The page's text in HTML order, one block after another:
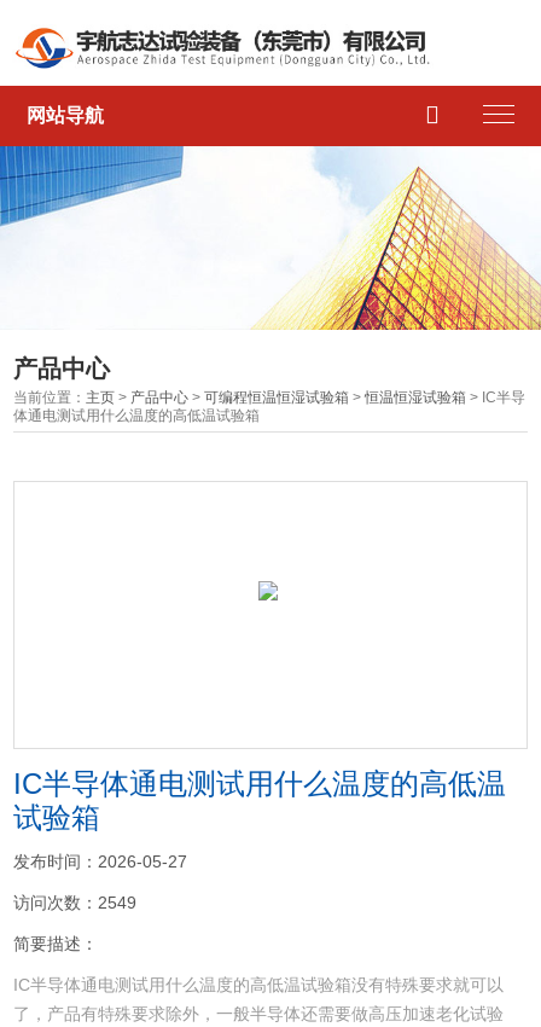
网站导航 
产品中心
当前位置： 主页 > 产品中心 >可编程恒温恒湿试验箱 >恒温恒湿试验箱 > IC半导
体通电测试用什么温度的高低温试验箱
IC半导体通电测试用什么温度的高低温
试验箱
发布时间：2026-05-27
访问次数：2549
简要描述：
IC半导体通电测试用什么温度的高低温试验箱没有特殊要求就可以
了，产品有特殊要求除外，一般半导体还需要做高压加速老化试验